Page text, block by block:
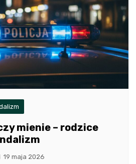
mienie – rodzice
19 maja 2026